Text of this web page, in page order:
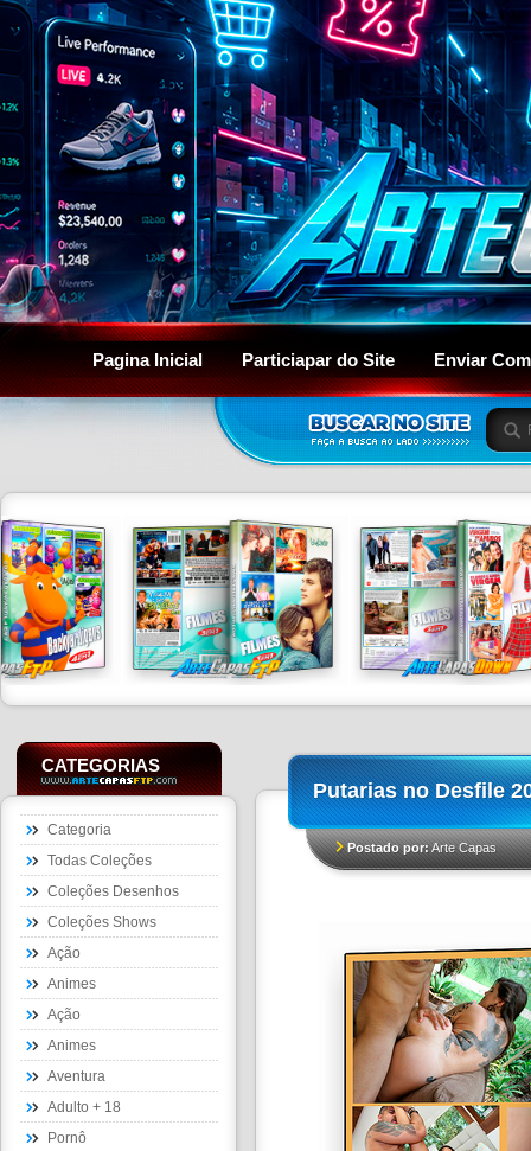
Pagina Inicial Particiapar do Site Enviar
CATEGORIAS
Categoria
Todas Coleções
Coleções Desenhos
Coleções Shows
Ação
Animes
Ação
Animes
Aventura
Adulto + 18
Pornô
Putarias no Desfile
Postado por:Arte Capas